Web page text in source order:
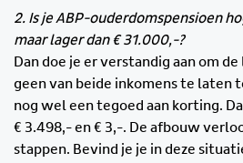
2. Is je ABP-ouderdomspensioen
maar lager dan € 31.000,-?
Dan doe je er verstandig aan om
geen van beide inkomens te laten
nog wel een tegoed aan korting.
€ 3.498,- en € 3,-. De afbouw
stappen. Bevind je je in deze